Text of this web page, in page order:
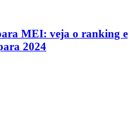
MEI: veja o ranking e
2024